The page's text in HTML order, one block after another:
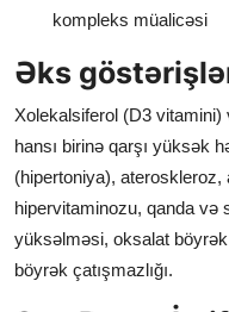
kompleks müalicəsi
Əks
Xolekalsiferol (D3
hansı birinə qarşı yüksək
(hipertoniya),
hipervitaminozu, qanda və
yüksəlməsi, oksalat
böyrək çatışmazlığı.